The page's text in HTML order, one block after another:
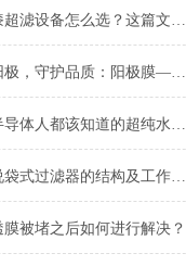
电泳漆超滤设备怎么选？这篇文章给你答案！
赋能阳极，守护品质：阳极膜——特种电泳涂装的关键赋能者
每个半导体人都该知道的超纯水设备“干货”知识
说一说袋式过滤器的结构及工作原理
膜被堵之后如何进行解决？